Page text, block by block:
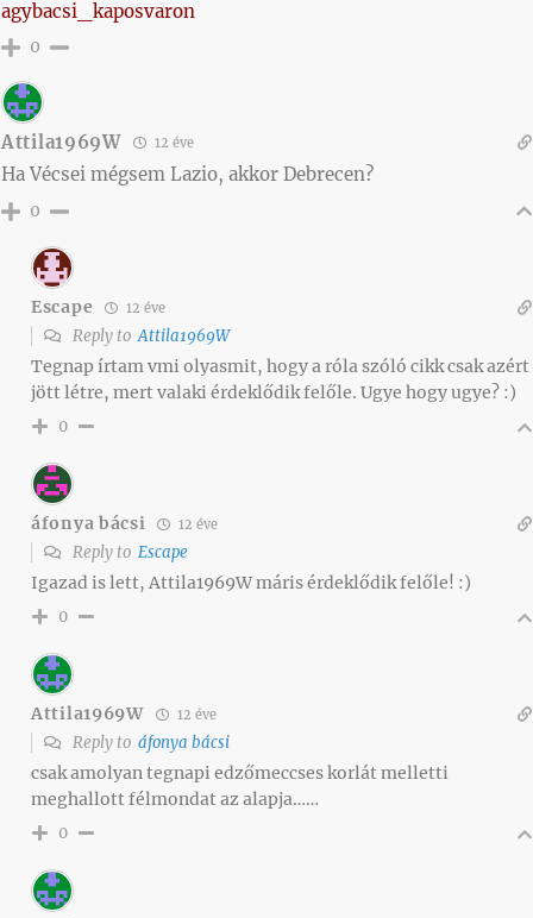
agybacsi_kaposvaron
0
Attila1969W 12 éve
Ha Vécsei mégsem Lazio, akkor Debrecen?
0
Escape 12 éve
Reply toAttila1969W
Tegnap írtam vmi olyasmit, hogy a róla szóló cikk csak azért
jött létre, mert valaki érdeklődik felőle. Ugye hogy ugye? :)
0
áfonya bácsi 12 éve
Reply to Escape
Igazad is lett, Attila1969W máris érdeklődik felőle! :)
0
Attila1969W 12 éve
Reply to áfonya bácsi
csak amolyan tegnapi edzőmeccses korlát melletti
meghallott félmondat az alapja……
0